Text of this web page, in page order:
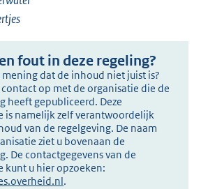
fout in deze regeling?
mening dat de inhoud niet juist is?
op met de organisatie die de
heeft gepubliceerd. Deze
is namelijk zelf verantwoordelijk
van de regelgeving. De naam
ziet u bovenaan de
De contactgegevens van de
kunt u hier opzoeken:
.